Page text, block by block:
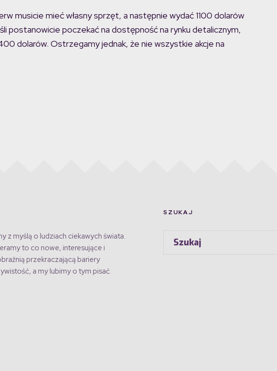
musicie mieć własny sprzęt, a następnie wydać 1100 dolarów
postanowicie poczekać na dostępność na rynku detalicznym,
dolarów. Ostrzegamy jednak, że nie wszystkie akcje na
z myślą o ludziach ciekawych świata.
to co nowe, interesujące i
przekraczającą bariery
a my lubimy o tym pisać.
SZUKAJ